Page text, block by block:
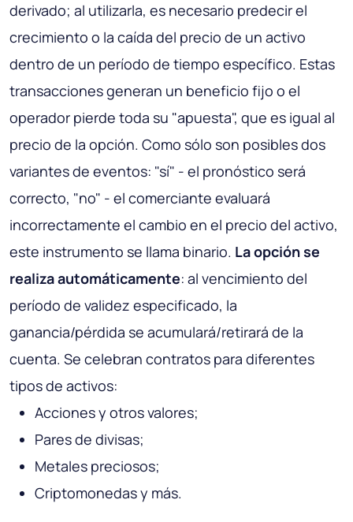
derivado; al utilizarla, es necesario predecir el
crecimiento o la caída del precio de un activo
dentro de un período de tiempo específico. Estas
transacciones generan un beneficio fijo o el
operador pierde toda su "apuesta", que es igual al
precio de la opción. Como sólo son posibles dos
variantes de eventos: "sí" - el pronóstico será
correcto, "no" - el comerciante evaluará
incorrectamente el cambio en el precio del activo,
este instrumento se llama binario. La opción se
realiza automáticamente: al vencimiento del
período de validez especificado, la
ganancia/pérdida se acumulará/retirará de la
cuenta. Se celebran contratos para diferentes
tipos de activos:
Acciones y otros valores;
Pares de divisas;
Metales preciosos;
Criptomonedas y más.